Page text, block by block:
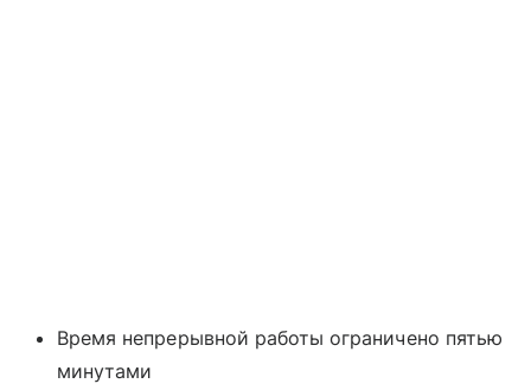
Время непрерывной работы ограничено пятью
минутами